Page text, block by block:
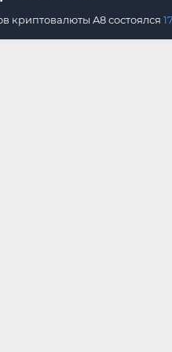
криптовалюты A8 состоялся